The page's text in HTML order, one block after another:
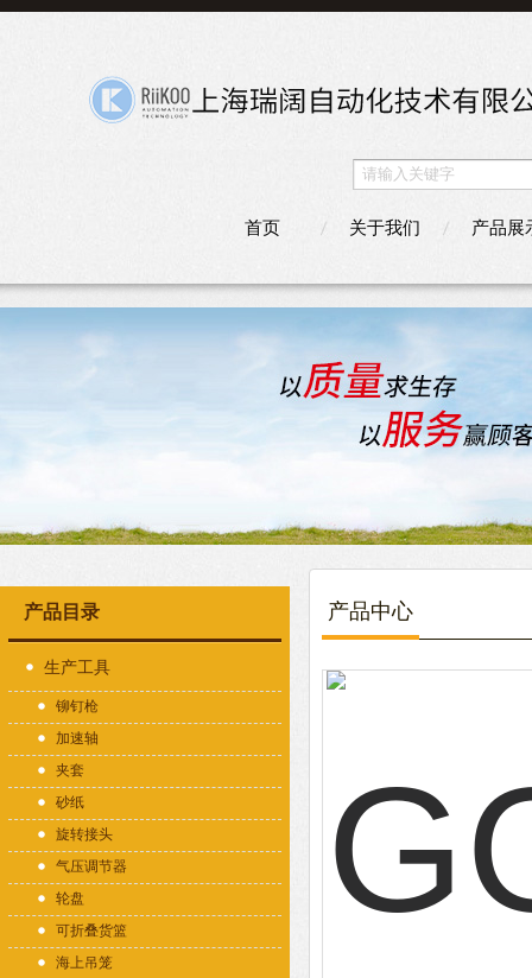
首页 关于我们 产品展
产品目录
生产工具
铆钉枪
加速轴
夹套
砂纸
旋转接头
气压调节器
轮盘
可折叠货篮
海上吊笼
产品中心